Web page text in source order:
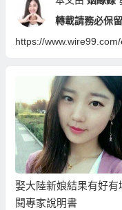
轉載請務必保
https://
娶大陸新娘結果有好有
閱專家說明書